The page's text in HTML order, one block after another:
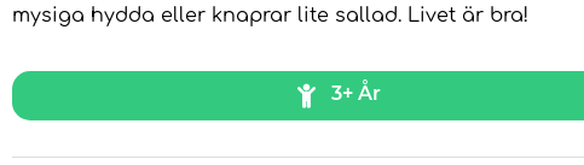
mysiga hydda eller knaprar lite sallad. Livet är bra!
3+ År